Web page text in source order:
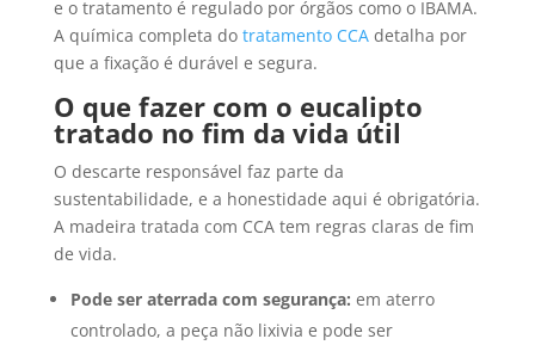
e o tratamento é regulado por órgãos como o IBAMA.
A química completa do tratamento CCAdetalha por
que a fixação é durável e segura.
O que fazer com o eucalipto
tratado no fim da vida útil
O descarte responsável faz parte da
sustentabilidade, e a honestidade aqui é obrigatória.
A madeira tratada com CCA tem regras claras de fim
de vida.
Pode ser aterrada com segurança: em aterro
controlado, a peça não lixivia e pode ser